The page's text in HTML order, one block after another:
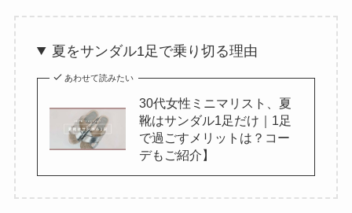
夏をサンダル1足で乗り切る理由
あわせて読みたい
30代女性ミニマリスト、夏
靴はサンダル1足だけ｜1足
で過ごすメリットは？コー
デもご紹介】